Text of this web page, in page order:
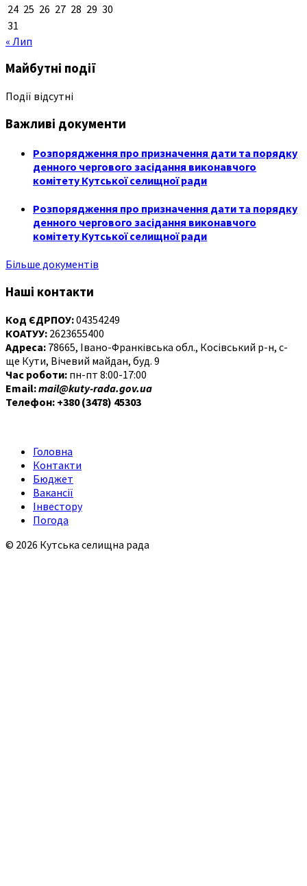
24 25 26 27 28 29 30
31
« Лип
Майбутні події
Події відсутні
Важливі документи
Розпорядження про призначення дати та порядку
денного чергового засідання виконавчого
комітету Кутської селищної ради
Розпорядження про призначення дати та порядку
денного чергового засідання виконавчого
комітету Кутської селищної ради
Більше документів
Наші контакти
Код ЄДРПОУ:04354249
КОАТУУ: 2623655400
Адреса: 78665, Івано-Франківська обл., Косівський р-н, с-
ще Кути, Вічевий майдан, буд. 9
Час роботи: пн-пт 8:00-17:00
Email:mail@kuty-rada.gov.ua
Телефон: +380 (3478) 45303
Головна
Контакти
Бюджет
Вакансії
Інвестору
Погода
© 2026 Кутська селищна рада